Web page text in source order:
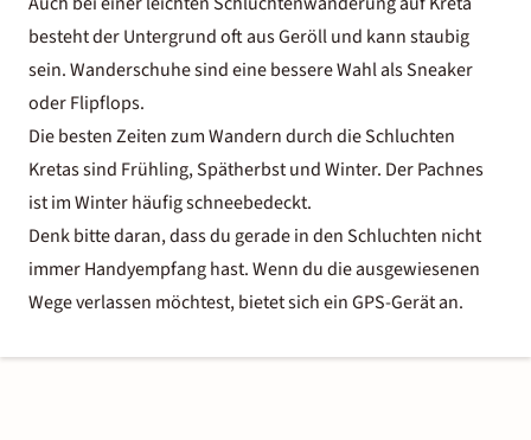
besteht der Untergrund oft aus Geröll und kann staubig
sein. Wanderschuhe sind eine bessere Wahl als Sneaker
oder Flipflops.
Die besten Zeiten zum Wandern durch die Schluchten
Kretas sind Frühling, Spätherbst und Winter. Der Pachnes
ist im Winter häufig schneebedeckt.
Denk bitte daran, dass du gerade in den Schluchten nicht
immer Handyempfang hast. Wenn du die ausgewiesenen
Wege verlassen möchtest, bietet sich ein GPS-Gerät an.